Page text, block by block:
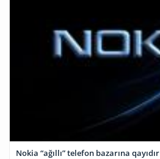
Nokia “ağıllı” telefon bazarına qayıdır